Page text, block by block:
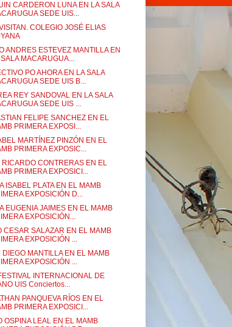
CARDERON LUNA EN LA SALA
SEDE UIS...
COLEGIO JOSÉ ELIAS
ANDRES ESTEVEZ MANTILLA EN
SALA MACARUGUA...
PO AHORA EN LA SALA
SEDE UIS B...
REY SANDOVAL EN LA SALA
SEDE UIS ...
FELIPE SANCHEZ EN EL
PRIMERA EXPOSI...
MARTÍNEZ PINZÓN EN EL
PRIMERA EXPOSIC...
RICARDO CONTRERAS EN EL
PRIMERA EXPOSICI...
ISABEL PLATA EN EL MAMB
EXPOSICIÓN D...
EUGENIA JAIMES EN EL MAMB
EXPOSICIÓN...
CESAR SALAZAR EN EL MAMB
EXPOSICIÓN ...
DIEGO MANTILLA EN EL MAMB
EXPOSICIÓN ...
INTERNACIONAL DE
UIS Conciertos...
PANQUEVA RÍOS EN EL
PRIMERA EXPOSICI...
OSPINA LEAL EN EL MAMB